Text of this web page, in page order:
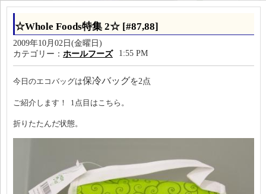
☆Whole Foods特集 2☆ [#87,88]
2009年10月02日(金曜日)
カテゴリー： ホールフーズ 1:55 PM
今日のエコバッグは保冷バッグを2点
ご紹介します！ 1点目はこちら。
折りたたんだ状態。